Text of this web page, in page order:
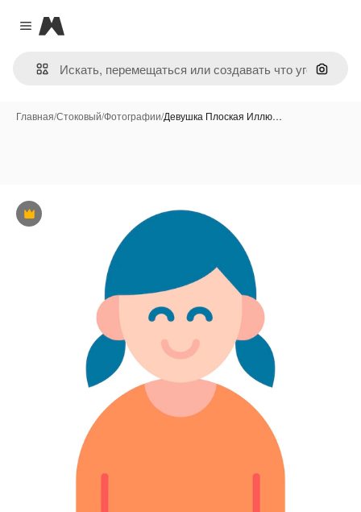
Close menu
Magnific
Поиск
Главная/Стоковый/Фотографии/Девушка Плоская Иллю…
Премиум